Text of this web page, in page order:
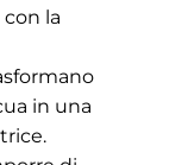
la
in una